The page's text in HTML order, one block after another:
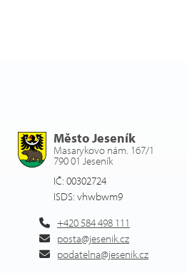
Město Jeseník
Masarykovo nám. 167/1
790 01 Jeseník
IČ: 00302724
ISDS: vhwbwm9
+420 584 498 111
posta@jesenik.cz
podatelna@jesenik.cz